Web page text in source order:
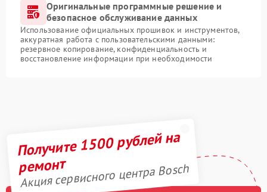
Оригинальные программные решение и
безопасное обслуживание данных
Использование официальных прошивок и инструментов,
аккуратная работа с пользовательскими данными:
резервное копирование, конфиденциальность и
восстановление информации при необходимости
Получите 1500 рублей на
ремонт
Акция сервисного центра Bosch